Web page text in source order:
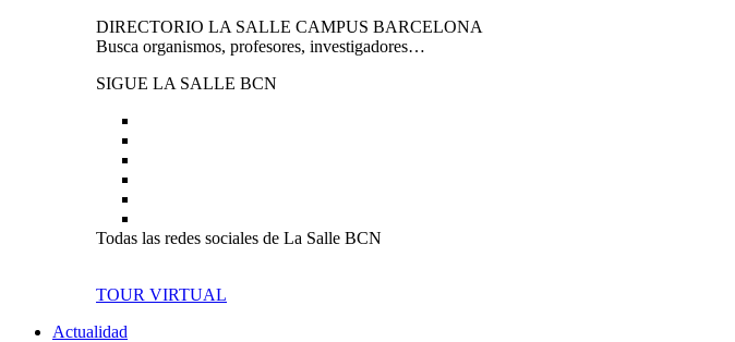
DIRECTORIO LA SALLE CAMPUS BARCELONA
Busca organismos, profesores, investigadores…
SIGUE LA SALLE BCN
Todas las redes sociales de La Salle BCN
TOUR VIRTUAL
Actualidad